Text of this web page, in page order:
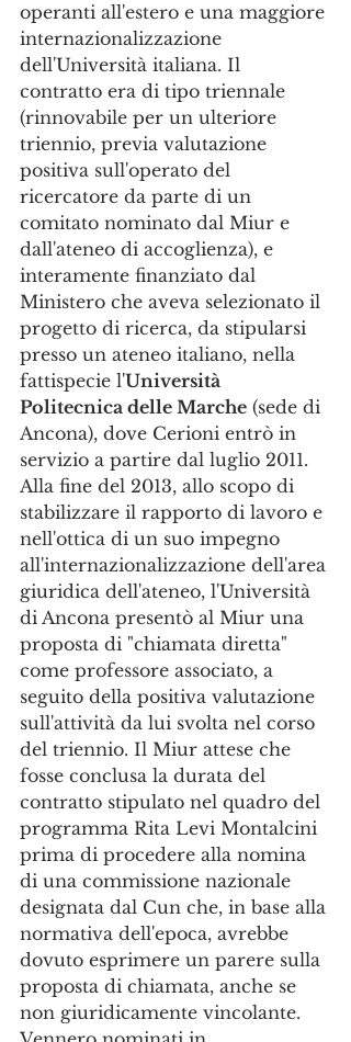
operanti all'estero e una maggiore
internazionalizzazione
dell'Università italiana. Il
contratto era di tipo triennale
(rinnovabile per un ulteriore
triennio, previa valutazione
positiva sull'operato del
ricercatore da parte di un
comitato nominato dal Miur e
dall'ateneo di accoglienza), e
interamente finanziato dal
Ministero che aveva selezionato il
progetto di ricerca, da stipularsi
presso un ateneo italiano, nella
fattispecie l'Università
Politecnica delle Marche (sede di
Ancona), dove Cerioni entrò in
servizio a partire dal luglio 2011.
Alla fine del 2013, allo scopo di
stabilizzare il rapporto di lavoro e
nell'ottica di un suo impegno
all'internazionalizzazione dell'area
giuridica dell'ateneo, l'Università
di Ancona presentò al Miur una
proposta di "chiamata diretta"
come professore associato, a
seguito della positiva valutazione
sull'attività da lui svolta nel corso
del triennio. Il Miur attese che
fosse conclusa la durata del
contratto stipulato nel quadro del
programma Rita Levi Montalcini
prima di procedere alla nomina
di una commissione nazionale
designata dal Cun che, in base alla
normativa dell'epoca, avrebbe
dovuto esprimere un parere sulla
proposta di chiamata, anche se
non giuridicamente vincolante.